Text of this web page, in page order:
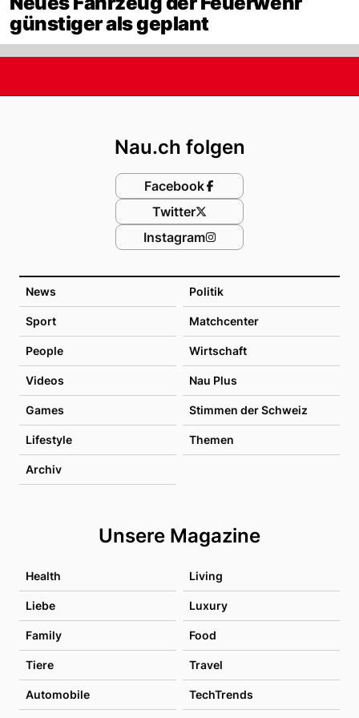
günstiger als geplant
News Politik
Sport Matchcenter
People Wirtschaft
Videos Nau Plus
Games Stimmen der Schweiz
Lifestyle Themen
Archiv
Unsere Magazine
Health Living
Liebe Luxury
Family Food
Tiere Travel
Automobile TechTrends
Nau.ch folgen
Facebook
Twitter
Instagram